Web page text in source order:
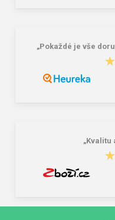
„Pokaždé je vše
„Kvalitu